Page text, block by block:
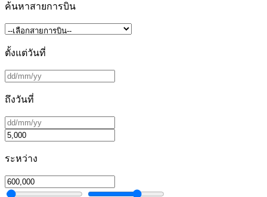
ค้นหาสายการบิน
ตั้งแต่วันที่
ถึงวันที่
ระหว่าง